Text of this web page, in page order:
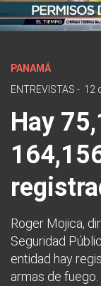
PANAMÁ
ENTREVISTAS - 12
Hay
Roger Mojica,
Seguridad
entidad hay
armas de